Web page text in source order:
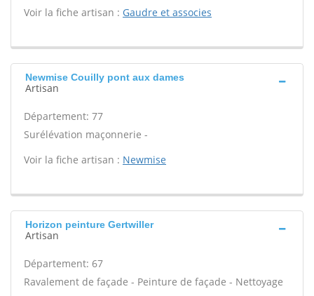
Voir la fiche artisan : Gaudre et associes
Newmise Couilly pont aux dames
Artisan
Département: 77
Surélévation maçonnerie -
Voir la fiche artisan : Newmise
Horizon peinture Gertwiller
Artisan
Département: 67
Ravalement de façade - Peinture de façade - Nettoyage